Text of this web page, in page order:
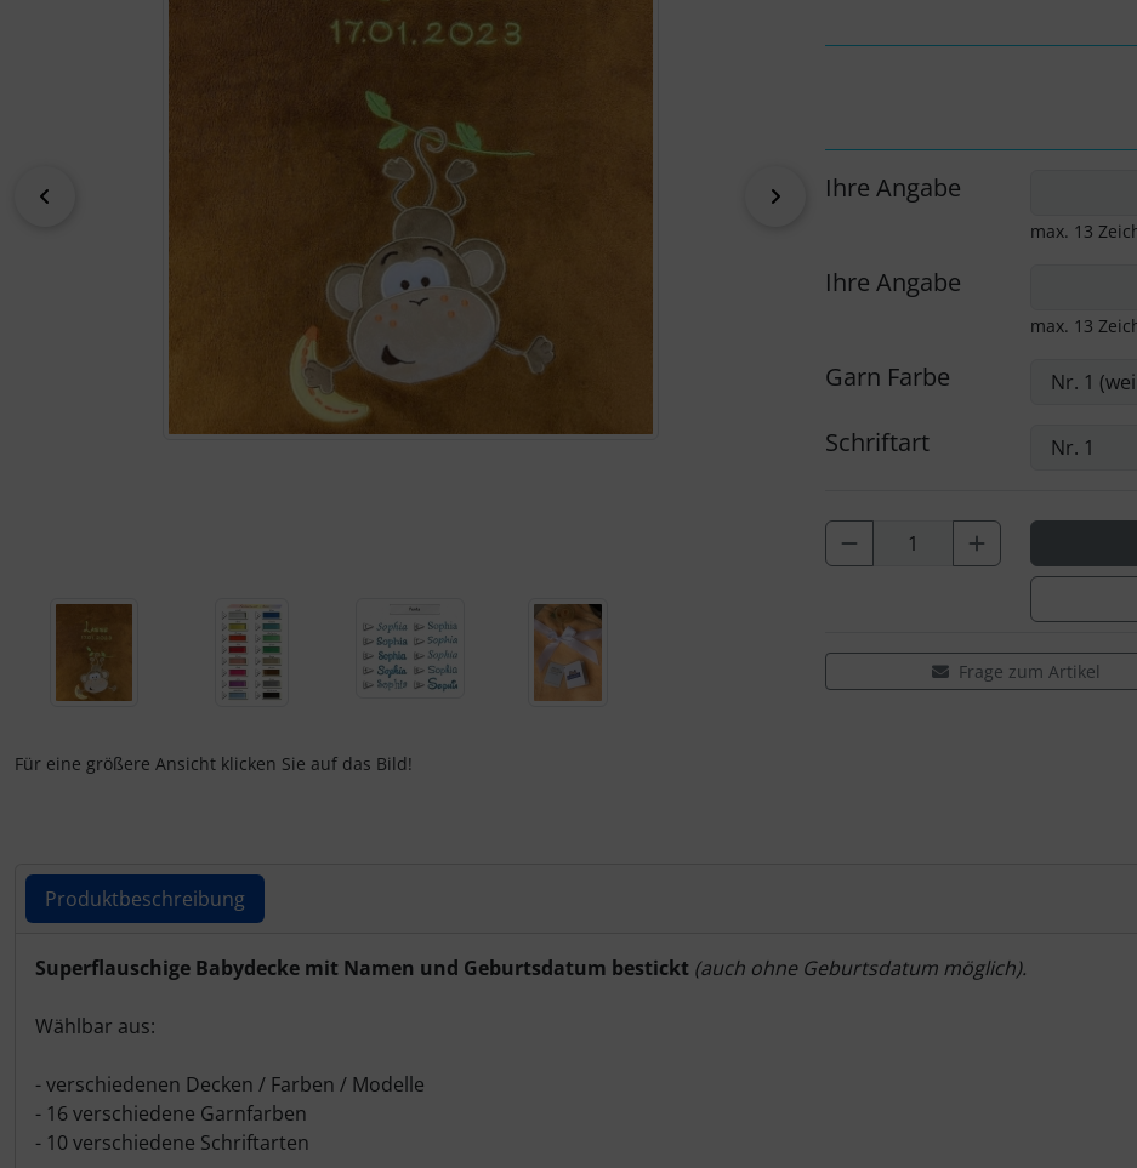
Für eine größere Ansicht klicken Sie auf das Bild!
Ihre Angabe
max. 13
Ihre Angabe
max. 13
Garn Farbe
Schriftart
Frage zum Artikel
Produktbeschreibung
Produktbeschreibung
Superflauschige Babydecke mit Namen und Geburtsdatum bestickt (auch ohne Geburtsdatum möglich).
Wählbar aus:
- verschiedenen Decken / Farben / Modelle
- 16 verschiedene Garnfarben
- 10 verschiedene Schriftarten